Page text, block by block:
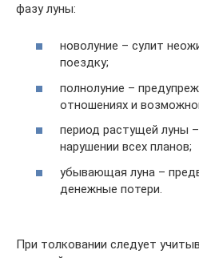
фазу луны:
новолуние – сулит
поездку;
полнолуние –
отношениях и
период растущей луны
нарушении всех планов;
убывающая луна –
денежные потери.
При толковании следует